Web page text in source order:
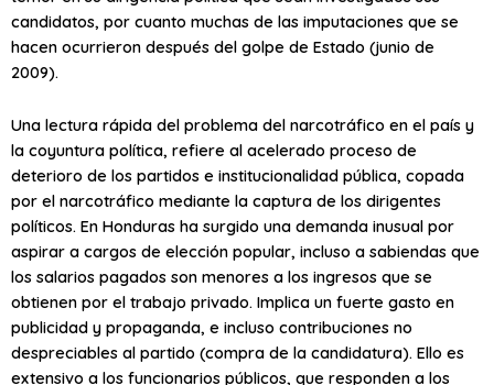
candidatos, por cuanto muchas de las imputaciones que se
hacen ocurrieron después del golpe de Estado (junio de
2009).
Una lectura rápida del problema del narcotráfico en el país y
la coyuntura política, refiere al acelerado proceso de
deterioro de los partidos e institucionalidad pública, copada
por el narcotráfico mediante la captura de los dirigentes
políticos. En Honduras ha surgido una demanda inusual por
aspirar a cargos de elección popular, incluso a sabiendas que
los salarios pagados son menores a los ingresos que se
obtienen por el trabajo privado. Implica un fuerte gasto en
publicidad y propaganda, e incluso contribuciones no
despreciables al partido (compra de la candidatura). Ello es
extensivo a los funcionarios públicos, que responden a los